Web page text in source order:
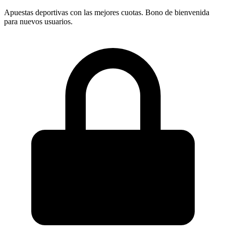
Apuestas deportivas con las mejores cuotas. Bono de bienvenida
para nuevos usuarios.